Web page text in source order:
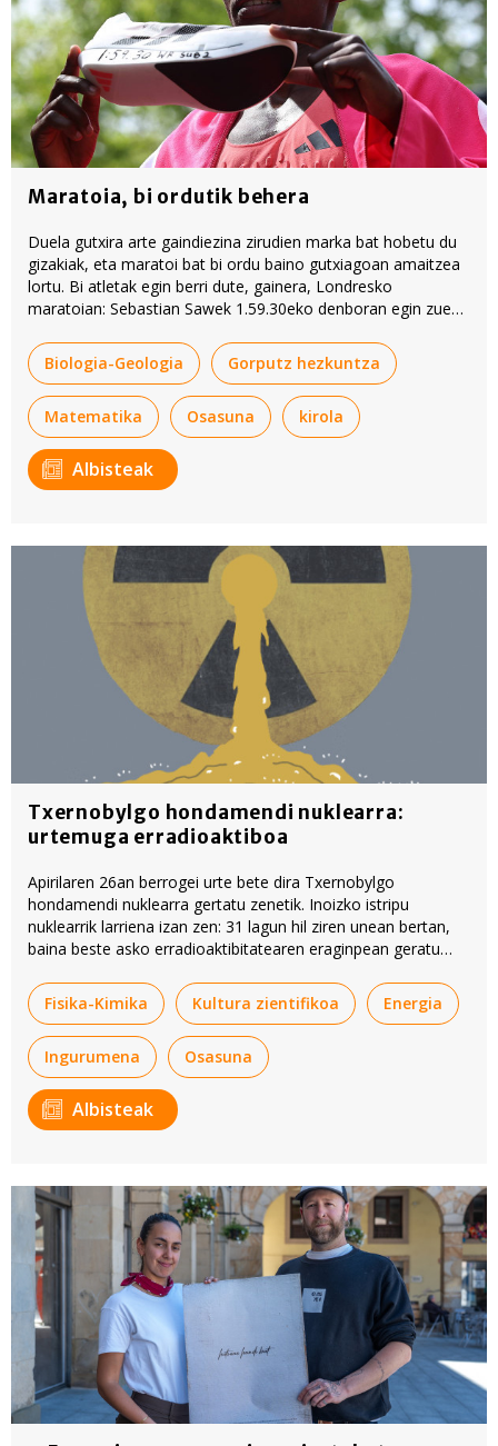
Maratoia, bi ordutik behera
Duela gutxira arte gaindiezina zirudien marka bat hobetu du
gizakiak, eta maratoi bat bi ordu baino gutxiagoan amaitzea
lortu. Bi atletak egin berri dute, gainera, Londresko
maratoian: Sebastian Sawek 1.59.30eko denboran egin zuen
prestakuntzak eta oinetakoek lagundu egin dute erronka
gainditzen.
Biologia-Geologia Gorputz hezkuntza
Matematika Osasuna kirola
Albisteak
Txernobylgo hondamendi nuklearra:
urtemuga erradioaktiboa
Apirilaren 26an berrogei urte bete dira Txernobylgo
hondamendi nuklearra gertatu zenetik. Inoizko istripu
nuklearrik larriena izan zen: 31 lagun hil ziren unean bertan,
baina beste asko erradioaktibitatearen eraginpean geratu
Fisika-Kimika
Kultura zientifikoa Energia
Ingurumena Osasuna
Albisteak